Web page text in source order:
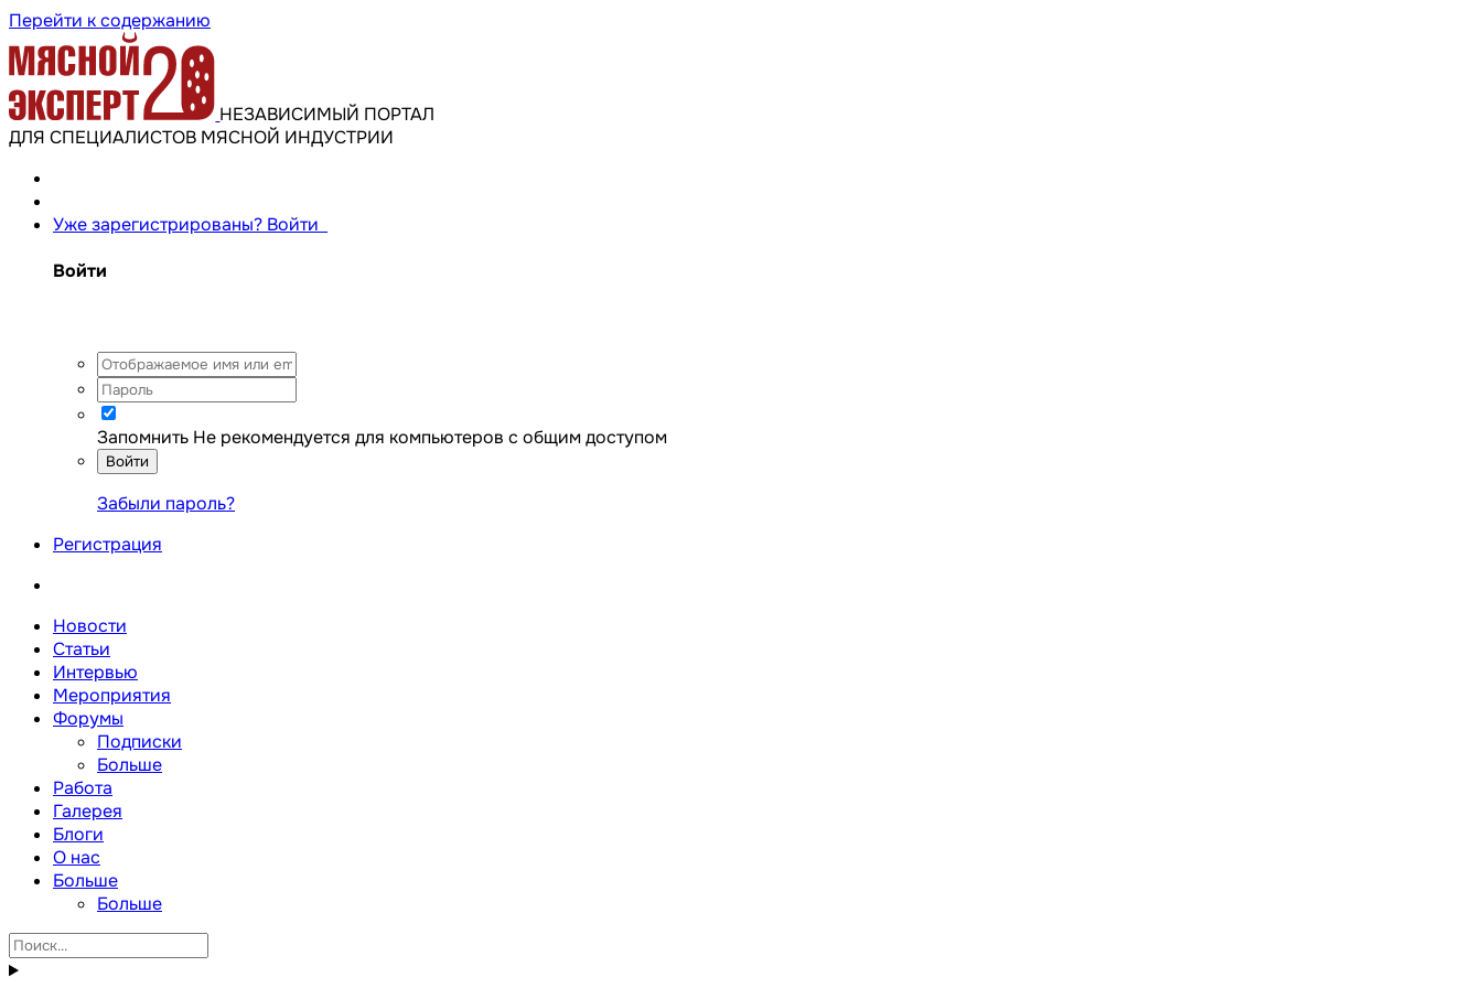
Перейти к содержанию
НЕЗАВИСИМЫЙ ПОРТАЛ
ДЛЯ СПЕЦИАЛИСТОВ МЯСНОЙ ИНДУСТРИИ
Уже зарегистрированы? Войти
Войти
Запомнить Не рекомендуется для компьютеров с общим доступом
Войти
Забыли пароль?
Регистрация
Новости
Статьи
Интервью
Мероприятия
Форумы
Подписки
Больше
Работа
Галерея
Блоги
О нас
Больше
Больше